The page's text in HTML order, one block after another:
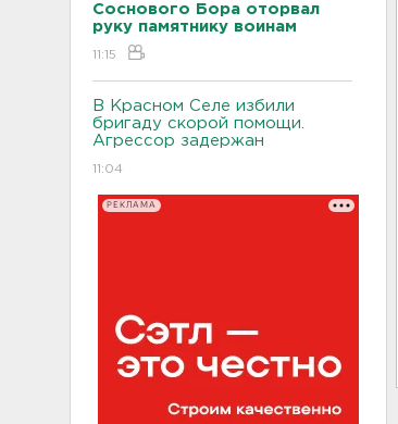
Соснового Бора оторвал
руку памятнику воинам
11:15
В Красном Селе избили
бригаду скорой помощи.
Агрессор задержан
11:04
РЕКЛАМА